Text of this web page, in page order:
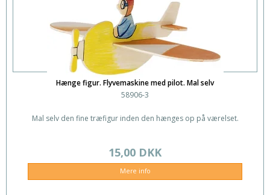
Hænge figur. Flyvemaskine med pilot. Mal selv
58906-3
Mal selv den fine træfigur inden den hænges op på værelset.
15,00 DKK
Mere info